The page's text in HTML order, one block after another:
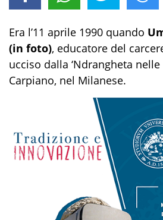
Era l’11 aprile 1990 quando
(in foto), educatore del
ucciso dalla ‘Ndrangheta
Carpiano, nel Milanese.